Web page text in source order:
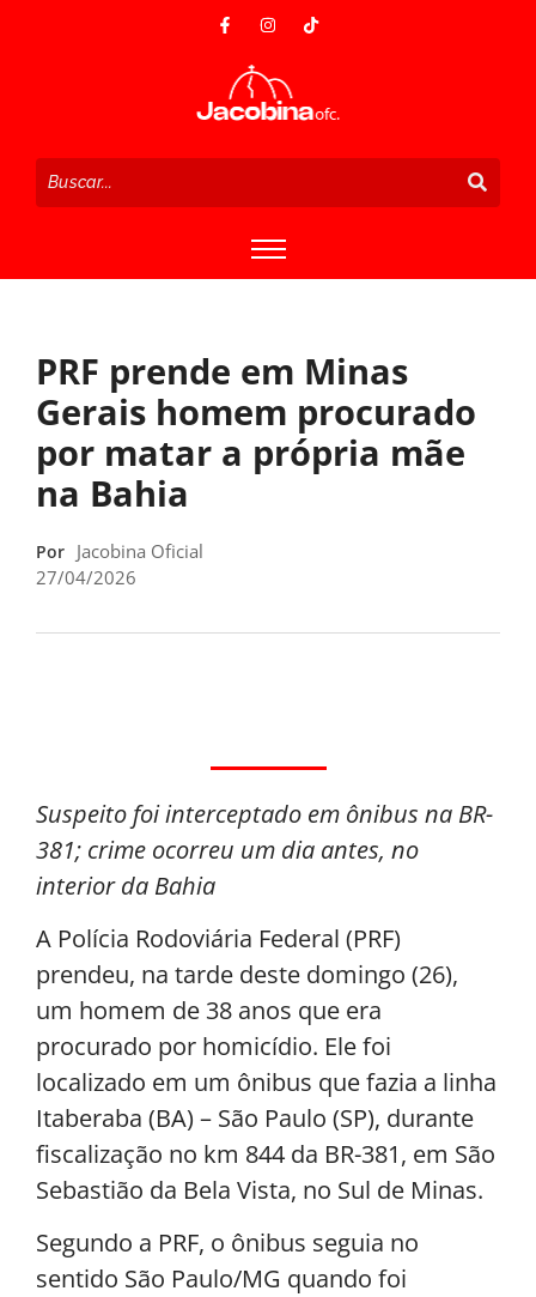
PRF prende em Minas
Gerais homem procurado
por matar a própria mãe
na Bahia
Por Jacobina Oficial
27/04/2026
Suspeito foi interceptado em ônibus na BR-
381; crime ocorreu um dia antes, no
interior da Bahia
A Polícia Rodoviária Federal (PRF)
prendeu, na tarde deste domingo (26),
um homem de 38 anos que era
procurado por homicídio. Ele foi
localizado em um ônibus que fazia a linha
Itaberaba (BA) – São Paulo (SP), durante
fiscalização no km 844 da BR-381, em São
Sebastião da Bela Vista, no Sul de Minas.
Segundo a PRF, o ônibus seguia no
sentido São Paulo/MG quando foi